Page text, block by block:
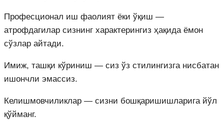
Професционал иш фаолият ёки ўқиш —
атрофдагилар сизнинг характерингиз ҳақида ёмон
сўзлар айтади.
Имиж, ташқи кўриниш — сиз ўз стилингизга нисбатан
ишончли эмассиз.
Келишмовчиликлар — сизни бошқаришишларига йўл
қўйманг.